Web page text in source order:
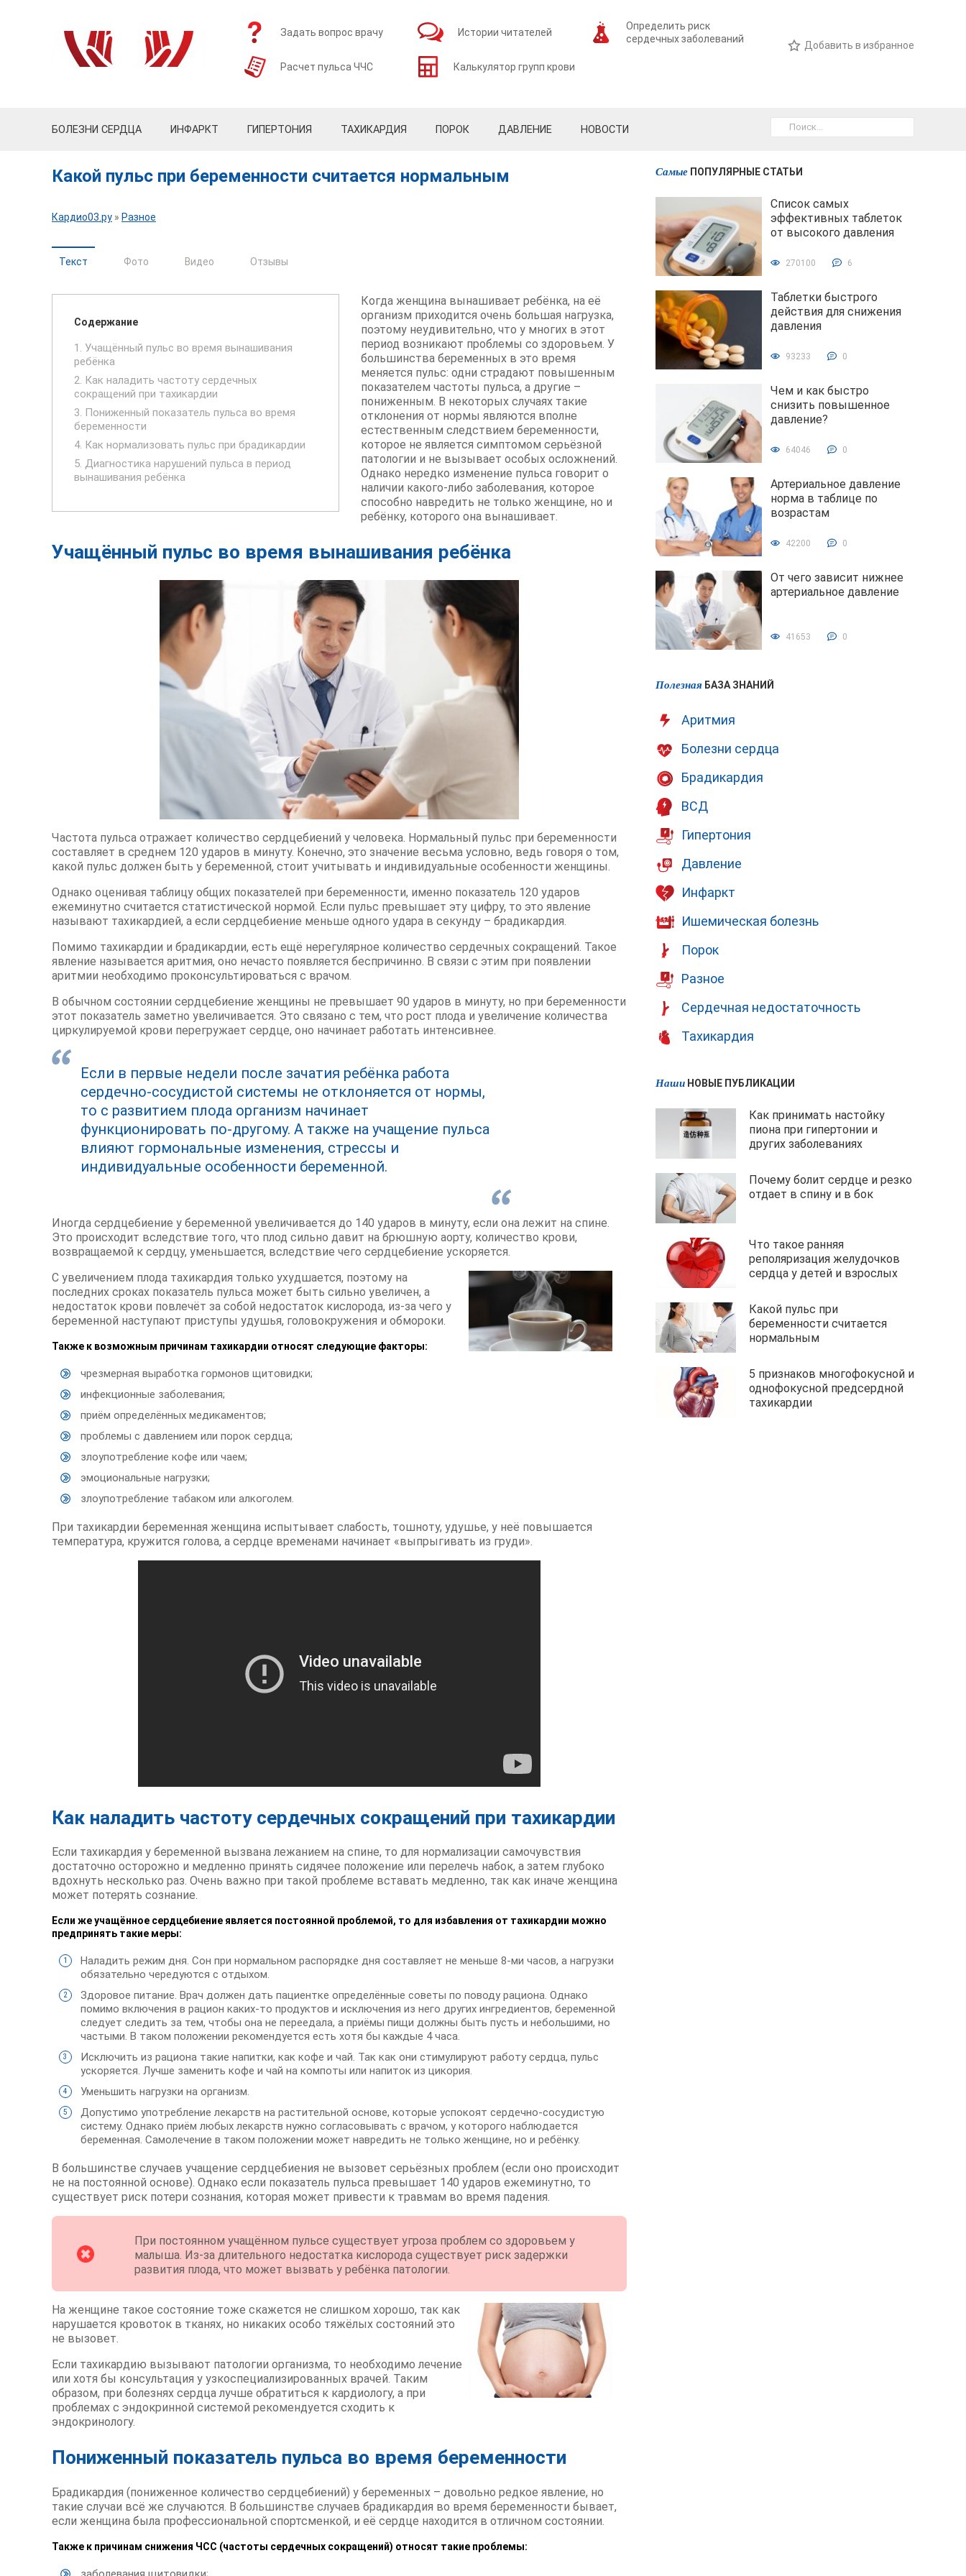
Задать вопрос врачу Истории читателей
Определить риск
сердечных заболеваний
Расчет пульса ЧЧС Калькулятор групп крови
Добавить в избранное
БОЛЕЗНИ СЕРДЦА ИНФАРКТ ГИПЕРТОНИЯ ТАХИКАРДИЯ ПОРОК ДАВЛЕНИЕ НОВОСТИ
Какой пульс при беременности считается нормальным
Кардио03.ру » Разное
Текст Фото Видео Отзывы
Содержание
1. Учащённый пульс во время вынашивания
ребёнка
2. Как наладить частоту сердечных
сокращений при тахикардии
3. Пониженный показатель пульса во время
беременности
4. Как нормализовать пульс при брадикардии
5. Диагностика нарушений пульса в период
вынашивания ребёнка
Когда женщина вынашивает ребёнка, на её
организм приходится очень большая нагрузка,
поэтому неудивительно, что у многих в этот
период возникают проблемы со здоровьем. У
большинства беременных в это время
меняется пульс: одни страдают повышенным
показателем частоты пульса, а другие –
пониженным. В некоторых случаях такие
отклонения от нормы являются вполне
естественным следствием беременности,
которое не является симптомом серьёзной
патологии и не вызывает особых осложнений.
Однако нередко изменение пульса говорит о
наличии какого-либо заболевания, которое
способно навредить не только женщине, но и
ребёнку, которого она вынашивает.
Учащённый пульс во время вынашивания ребёнка
Частота пульса отражает количество сердцебиений у человека. Нормальный пульс при беременности
составляет в среднем 120 ударов в минуту. Конечно, это значение весьма условно, ведь говоря о том,
какой пульс должен быть у беременной, стоит учитывать и индивидуальные особенности женщины.
Однако оценивая таблицу общих показателей при беременности, именно показатель 120 ударов
ежеминутно считается статистической нормой. Если пульс превышает эту цифру, то это явление
называют тахикардией, а если сердцебиение меньше одного удара в секунду – брадикардия.
Помимо тахикардии и брадикардии, есть ещё нерегулярное количество сердечных сокращений. Такое
явление называется аритмия, оно нечасто появляется беспричинно. В связи с этим при появлении
аритмии необходимо проконсультироваться с врачом.
В обычном состоянии сердцебиение женщины не превышает 90 ударов в минуту, но при беременности
этот показатель заметно увеличивается. Это связано с тем, что рост плода и увеличение количества
циркулируемой крови перегружает сердце, оно начинает работать интенсивнее.
Если в первые недели после зачатия ребёнка работа
сердечно-сосудистой системы не отклоняется от нормы,
то с развитием плода организм начинает
функционировать по-другому. А также на учащение пульса
влияют гормональные изменения, стрессы и
индивидуальные особенности беременной.
Иногда сердцебиение у беременной увеличивается до 140 ударов в минуту, если она лежит на спине.
Это происходит вследствие того, что плод сильно давит на брюшную аорту, количество крови,
возвращаемой к сердцу, уменьшается, вследствие чего сердцебиение ускоряется.
С увеличением плода тахикардия только ухудшается, поэтому на
последних сроках показатель пульса может быть сильно увеличен, а
недостаток крови повлечёт за собой недостаток кислорода, из-за чего у
беременной наступают приступы удушья, головокружения и обмороки.
Также к возможным причинам тахикардии относят следующие факторы:
чрезмерная выработка гормонов щитовидки;
инфекционные заболевания;
приём определённых медикаментов;
проблемы с давлением или порок сердца;
злоупотребление кофе или чаем;
эмоциональные нагрузки;
злоупотребление табаком или алкоголем.
При тахикардии беременная женщина испытывает слабость, тошноту, удушье, у неё повышается
температура, кружится голова, а сердце временами начинает «выпрыгивать из груди».
Как наладить частоту сердечных сокращений при тахикардии
Если тахикардия у беременной вызвана лежанием на спине, то для нормализации самочувствия
достаточно осторожно и медленно принять сидячее положение или перелечь набок, а затем глубоко
вдохнуть несколько раз. Очень важно при такой проблеме вставать медленно, так как иначе женщина
может потерять сознание.
Если же учащённое сердцебиение является постоянной проблемой, то для избавления от тахикардии можно
предпринять такие меры:
Наладить режим дня. Сон при нормальном распорядке дня составляет не меньше 8-ми часов, а нагрузки
обязательно чередуются с отдыхом.
Здоровое питание. Врач должен дать пациентке определённые советы по поводу рациона. Однако
помимо включения в рацион каких-то продуктов и исключения из него других ингредиентов, беременной
следует следить за тем, чтобы она не переедала, а приёмы пищи должны быть пусть и небольшими, но
частыми. В таком положении рекомендуется есть хотя бы каждые 4 часа.
Исключить из рациона такие напитки, как кофе и чай. Так как они стимулируют работу сердца, пульс
ускоряется. Лучше заменить кофе и чай на компоты или напиток из цикория.
Уменьшить нагрузки на организм.
Допустимо употребление лекарств на растительной основе, которые успокоят сердечно-сосудистую
систему. Однако приём любых лекарств нужно согласовывать с врачом, у которого наблюдается
беременная. Самолечение в таком положении может навредить не только женщине, но и ребёнку.
В большинстве случаев учащение сердцебиения не вызовет серьёзных проблем (если оно происходит
не на постоянной основе). Однако если показатель пульса превышает 140 ударов ежеминутно, то
существует риск потери сознания, которая может привести к травмам во время падения.
При постоянном учащённом пульсе существует угроза проблем со здоровьем у
малыша. Из-за длительного недостатка кислорода существует риск задержки
развития плода, что может вызвать у ребёнка патологии.
На женщине такое состояние тоже скажется не слишком хорошо, так как
нарушается кровоток в тканях, но никаких особо тяжёлых состояний это
не вызовет.
Если тахикардию вызывают патологии организма, то необходимо лечение
или хотя бы консультация у узкоспециализированных врачей. Таким
образом, при болезнях сердца лучше обратиться к кардиологу, а при
проблемах с эндокринной системой рекомендуется сходить к
эндокринологу.
Пониженный показатель пульса во время беременности
Брадикардия (пониженное количество сердцебиений) у беременных – довольно редкое явление, но
такие случаи всё же случаются. В большинстве случаев брадикардия во время беременности бывает,
если женщина была профессиональной спортсменкой, и её сердце находится в отличном состоянии.
Также к причинам снижения ЧСС (частоты сердечных сокращений) относят такие проблемы:
Самые ПОПУЛЯРНЫЕ СТАТЬИ
Список самых
эффективных таблеток
от высокого давления
270100 6
Таблетки быстрого
действия для снижения
давления
93233 0
Чем и как быстро
снизить повышенное
давление?
64046 0
Артериальное давление
норма в таблице по
возрастам
42200 0
От чего зависит нижнее
артериальное давление
41653 0
Полезная БАЗА ЗНАНИЙ
Аритмия
Болезни сердца
Брадикардия
ВСД
Гипертония
Давление
Инфаркт
Ишемическая болезнь
Порок
Разное
Сердечная недостаточность
Тахикардия
Наши НОВЫЕ ПУБЛИКАЦИИ
Как принимать настойку
пиона при гипертонии и
других заболеваниях
Почему болит сердце и резко
отдает в спину и в бок
Что такое ранняя
реполяризация желудочков
сердца у детей и взрослых
Какой пульс при
беременности считается
нормальным
5 признаков многофокусной и
однофокусной предсердной
тахикардии